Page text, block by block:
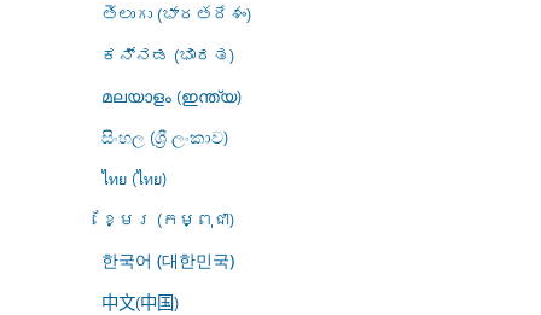
తెలుగు (భారతదేశం)
ಕನ್ನಡ (ಭಾರತ)
മലയാളം (ഇന്ത്യ)
සිංහල (ශ්‍රී ලංකාව)
ไทย (ไทย)
ខ្មែរ (កម្ពុជា)
한국어 (대한민국)
中文(中国)